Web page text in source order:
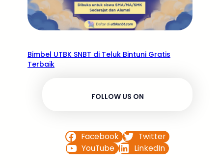
Bimbel UTBK SNBT di Teluk Bintuni Gratis
Terbaik
FOLLOW US ON
Facebook
Twitter
YouTube
LinkedIn